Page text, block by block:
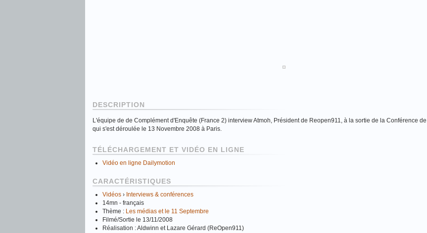
DESCRIPTION
L'équipe de de Complément d'Enquête (France 2) interview Atmoh, Président de Reopen911, à la sortie de la Conférence
qui s'est déroulée le 13 Novembre 2008 à Paris.
TÉLÉCHARGEMENT ET VIDÉO EN LIGNE
Vidéo en ligne Dailymotion
CARACTÉRISTIQUES
Vidéos › Interviews & conférences
14mn - français
Thème : Les médias et le 11 Septembre
Filmé/Sortie le 13/11/2008
Réalisation : Aldwinn et Lazare Gérard (ReOpen911)